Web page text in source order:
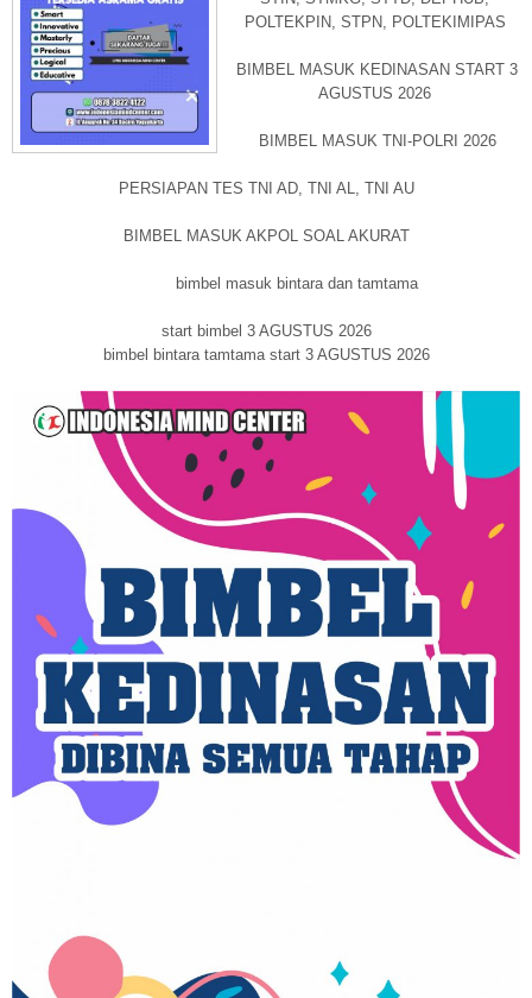
POLTEKPIN, STPN, POLTEKIMIPAS
BIMBEL MASUK KEDINASAN START 3
AGUSTUS 2026
BIMBEL MASUK TNI-POLRI 2026
PERSIAPAN TES TNI AD, TNI AL, TNI AU
BIMBEL MASUK AKPOL SOAL AKURAT
bimbel masuk bintara dan tamtama
start bimbel 3 AGUSTUS 2026
bimbel bintara tamtama start 3 AGUSTUS 2026